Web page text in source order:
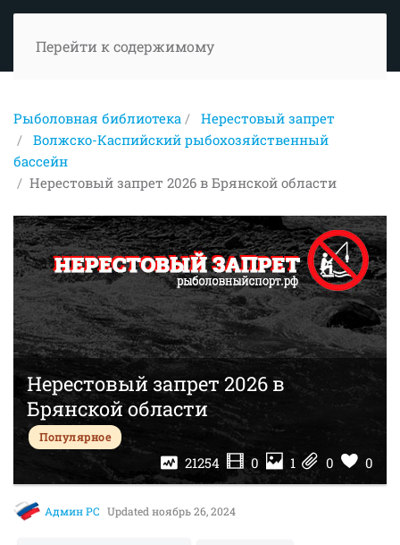
Перейти к содержимому
Рыболовная библиотека
Нерестовый запрет
Волжско-Каспийский рыбохозяйственный
бассейн
Нерестовый запрет 2026 в Брянской области
Нерестовый запрет 2026 в
Брянской области
Популярное
21254 0 1 0 0
Админ РС Updated ноябрь 26, 2024